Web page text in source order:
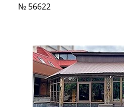
№ 56622